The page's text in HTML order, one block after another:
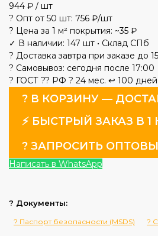
944 ₽ / шт
? Опт от 50 шт: 756 ₽/шт
? Цена за 1 м² покрытия: ~35 ₽
✓ В наличии: 147 шт • Склад СПб
? Доставка завтра при заказе до
? Самовывоз: сегодня после 17:00
? ГОСТ ?? РФ ? 24 мес. ↩️ 100 дней
? В КОРЗИНУ —
⚡ БЫСТРЫЙ ЗАКАЗ В 1
? ЗАПРОСИТЬ
Написать в WhatsApp
? Документы:
? Паспорт безопасности (MSDS) ?